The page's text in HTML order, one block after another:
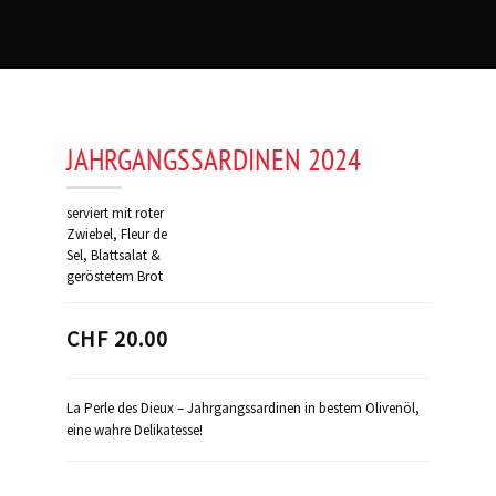
JAHRGANGSSARDINEN 2024
serviert mit roter
Zwiebel, Fleur de
Sel, Blattsalat &
geröstetem Brot
CHF 20.00
La Perle des Dieux – Jahrgangssardinen in bestem Olivenöl,
eine wahre Delikatesse!